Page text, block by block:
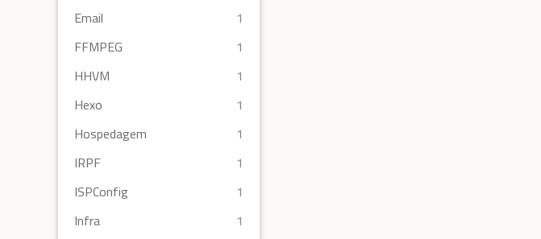
Email
1
FFMPEG
1
HHVM
1
Hexo
1
Hospedagem
1
IRPF
1
ISPConfig
1
Infra
1